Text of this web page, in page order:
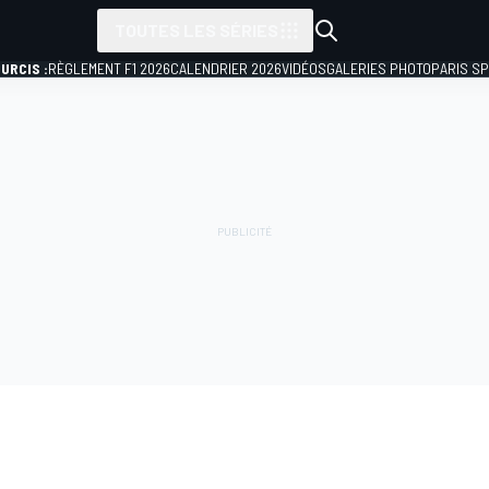
:RÈGLEMENT F1 2026CALENDRIER 2026VIDÉOSGALERIES PHOTOPARIS